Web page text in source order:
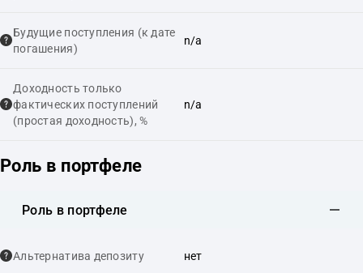
Будущие поступления (к дате
погашения)
n/a
Доходность только
фактических поступлений
(простая доходность), %
n/a
Роль в портфеле
Роль в портфеле
Альтернатива депозиту нет